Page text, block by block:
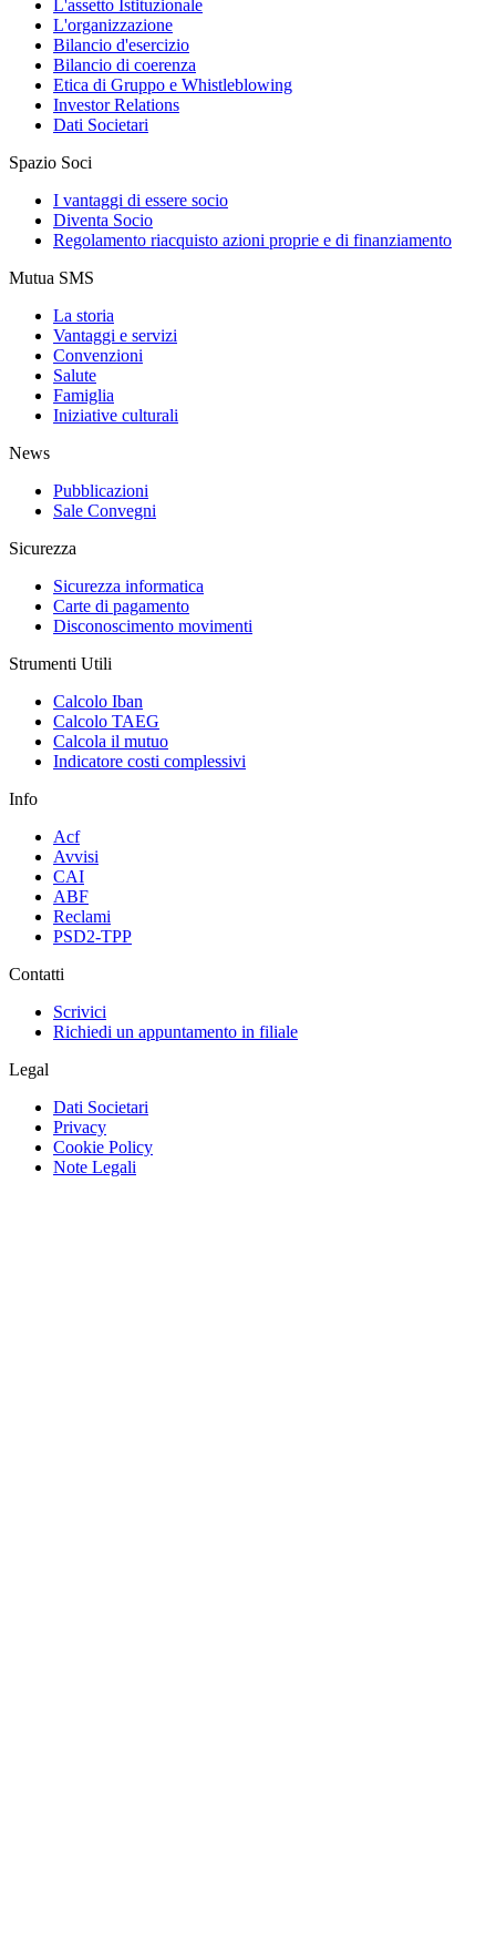
L'assetto Istituzionale
L'organizzazione
Bilancio d'esercizio
Bilancio di coerenza
Etica di Gruppo e Whistleblowing
Investor Relations
Dati Societari
Spazio Soci
I vantaggi di essere socio
Diventa Socio
Regolamento riacquisto azioni proprie e di finanziamento
Mutua SMS
La storia
Vantaggi e servizi
Convenzioni
Salute
Famiglia
Iniziative culturali
News
Pubblicazioni
Sale Convegni
Sicurezza
Sicurezza informatica
Carte di pagamento
Disconoscimento movimenti
Strumenti Utili
Calcolo Iban
Calcolo TAEG
Calcola il mutuo
Indicatore costi complessivi
Info
Acf
Avvisi
CAI
ABF
Reclami
PSD2-TPP
Contatti
Scrivici
Richiedi un appuntamento in filiale
Legal
Dati Societari
Privacy
Cookie Policy
Note Legali